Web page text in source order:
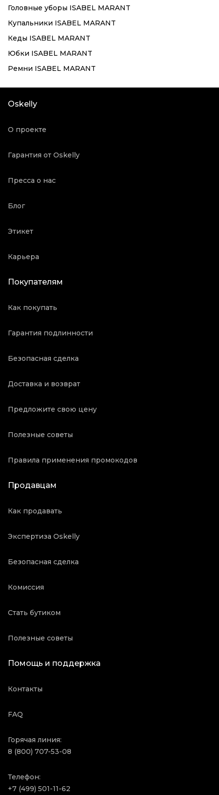
Головные уборы ISABEL MARANT
Купальники ISABEL MARANT
Кеды ISABEL MARANT
Юбки ISABEL MARANT
Ремни ISABEL MARANT
Oskelly
О проекте
Гарантия от Oskelly
Пресса о нас
Блог
Этикет
Карьера
Покупателям
Как покупать
Гарантия подлинности
Безопасная сделка
Доставка и возврат
Предложите свою цену
Полезные советы
Правила применения промокодов
Продавцам
Как продавать
Экспертиза Oskelly
Безопасная сделка
Комиссия
Стать бутиком
Полезные советы
Помощь и поддержка
Контакты
FAQ
Горячая линия:
8 (800) 707-53-08
Телефон:
+7 (499) 501-11-62